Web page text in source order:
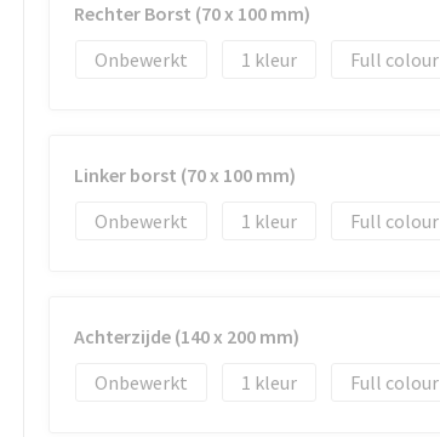
Rechter Borst (70 x 100 mm)
Onbewerkt
1 Full colour
Linker borst (70 x 100 mm)
Onbewerkt
1 Full colour
Achterzijde (140 x 200 mm)
Onbewerkt
1 Full colour